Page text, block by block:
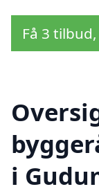
Få 3
i